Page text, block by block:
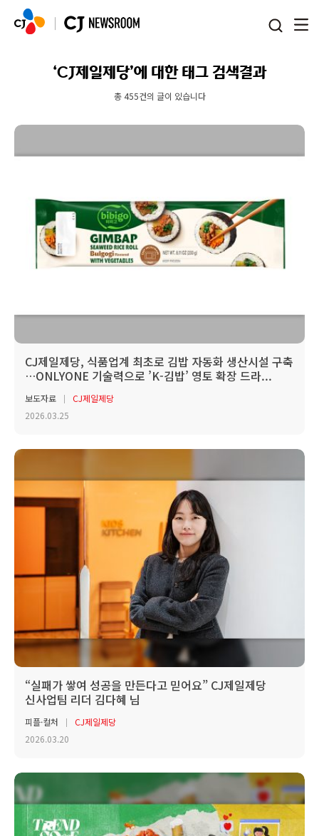
‘CJ제일제당’에 대한 태그 검색결과
총 455건의 글이 있습니다
CJ제일제당, 식품업계 최초로 김밥 자동화 생산시설 구축
…ONLYONE 기술력으로 ’K-김밥’ 영토 확장 드라...
보도자료
CJ제일제당
2026.03.25
“실패가 쌓여 성공을 만든다고 믿어요” CJ제일제당
신사업팀 리더 김다혜 님
피플·컬처
CJ제일제당
2026.03.20